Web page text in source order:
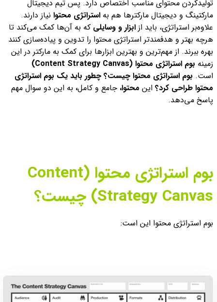
تولید‌کردن محتوای مناسب اختصاص دارد. پس تیم دیجیتال
مارکتینگ و دیجیتال مارکترها هم به استراتژی محتوا نیاز دارند.
علاو‌ه‌بر استراتژی، باید از ابزار و وسایلی که به آن‌ها کمک می‌کند تا
هرچه بهتر و هدفمندتر استراتژی محتوا را تدوین و پیاده‌سازی کنند
بهره ببرند. از مهم‌ترین و بهترین ابزارها برای کمک به مارکتر در این
زمینه بوم استراتژی محتوا (Content Strategy Canvas)
است. بوم استراتژی محتوا چیست؟ چطور باید یک بوم استراتژی
محتوا طراحی کرد؟ این محتوا، جامع و کامل، به این دو سوال مهم
پاسخ می‌دهد.
بوم استراتژی محتوا (Content
Strategy Canvas) چیست؟
بوم استراتژ‌ی محتوا این است: